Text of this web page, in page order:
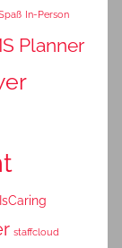
In-Person
Planner
staffcloud